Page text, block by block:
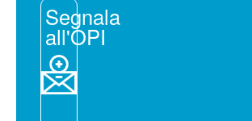
Segnala
all'OPI